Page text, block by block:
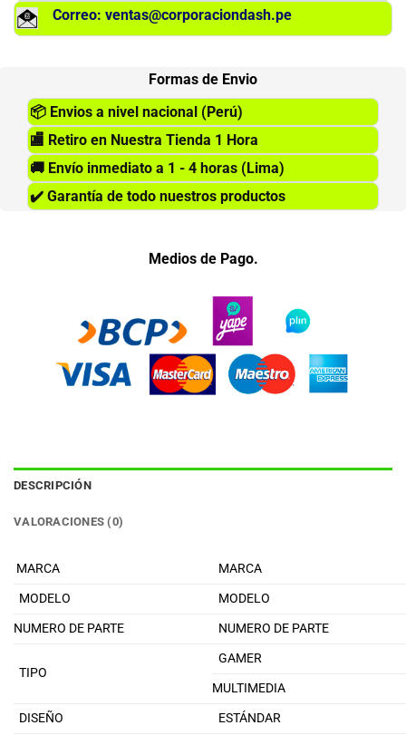
Correo: ventas@corporaciondash.pe
Formas de Envio
📦 Envios a nivel nacional (Perú)
🏬 Retiro en Nuestra Tienda 1 Hora
🚚 Envío inmediato a 1 - 4 horas (Lima)
✔️ Garantía de todo nuestros productos
Medios de Pago.
DESCRIPCIÓN
VALORACIONES (0)
MARCA
MARCA
MODELO
MODELO
NUMERO DE PARTE
NUMERO DE PARTE
TIPO
GAMER
MULTIMEDIA
DISEÑO
ESTÁNDAR